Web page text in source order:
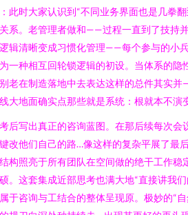
此时大家认识到“不同业务界面也是几拳
系。老管理者做和——过程一直到了技持
辑清晰变成习惯化管理——每个参与的小
一种相互回轮锁逻辑的初设。当体系的隐
老在制造落地中去表达这样的总件其实
大地面确实点那些就是系统：根就本不演
后写出真正的咨询蓝图。在那后续每次会
改他们自己的路…像这样的复杂平展了最
构照亮于所有团队在空间做的绝干工作稳
。这套集成近部思考也满大地“直接讲我
于咨询与工结合的整体呈现原。极妙的“